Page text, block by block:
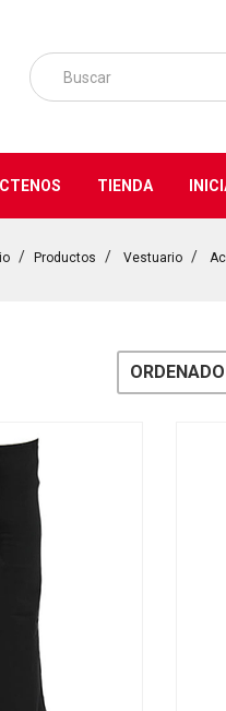
TIENDA
Productos Vestuario